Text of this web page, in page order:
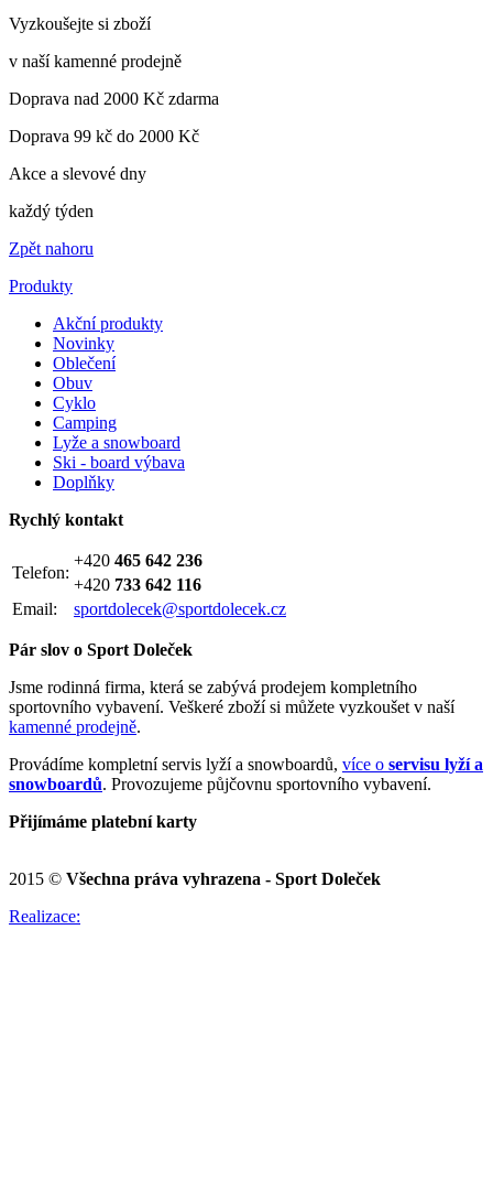
Vyzkoušejte si zboží
v naší kamenné prodejně
Doprava nad 2000 Kč zdarma
Doprava 99 kč do 2000 Kč
Akce a slevové dny
každý týden
Zpět nahoru
Produkty
Akční produkty
Novinky
Oblečení
Obuv
Cyklo
Camping
Lyže a snowboard
Ski - board výbava
Doplňky
Rychlý kontakt
Telefon:
+420 465 642 236
+420 733 642 116
Email:
sportdolecek@sportdolecek.cz
Pár slov o Sport Doleček
Jsme rodinná firma, která se zabývá prodejem kompletního
sportovního vybavení. Veškeré zboží si můžete vyzkoušet v naší
kamenné prodejně.
Provádíme kompletní servis lyží a snowboardů, více o servisu lyží a
snowboardů. Provozujeme půjčovnu sportovního vybavení.
Přijímáme platební karty
2015 © Všechna práva vyhrazena - Sport Doleček
Realizace: